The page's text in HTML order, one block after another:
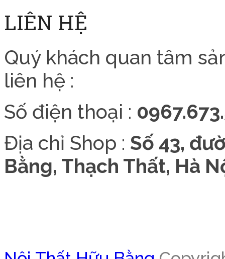
LIÊN HỆ
Quý khách quan tâm
liên hệ :
Số điện thoại :
Địa chỉ Shop : Số 43,
Bằng, Thạch Thất, Hà